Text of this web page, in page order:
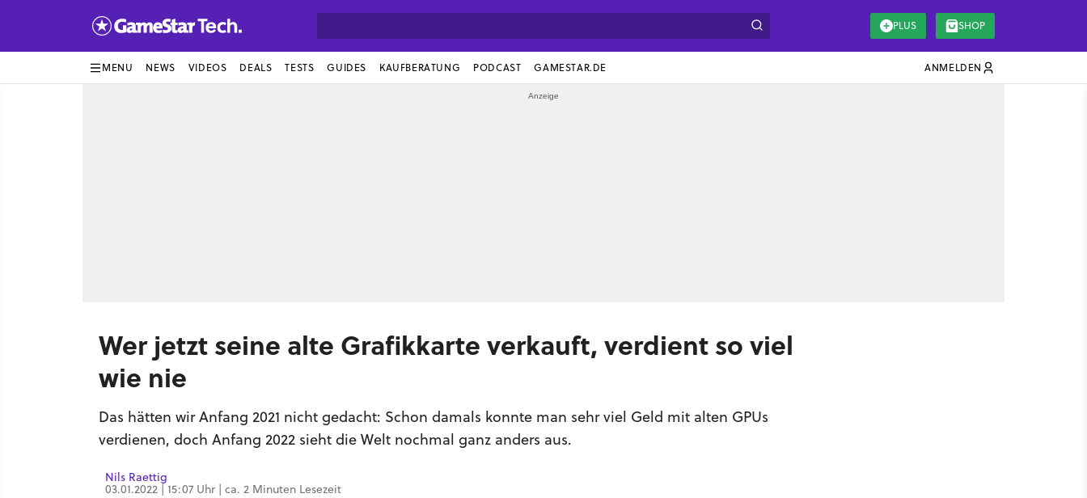
PLUS SHOP
MENU NEWS VIDEOS DEALS TESTS GUIDES KAUFBERATUNG PODCAST GAMESTAR.DE ANMELDEN
Wer jetzt seine alte Grafikkarte verkauft, verdient so viel
wie nie
Das hätten wir Anfang 2021 nicht gedacht: Schon damals konnte man sehr viel Geld mit alten GPUs
verdienen, doch Anfang 2022 sieht die Welt nochmal ganz anders aus.
Nils Raettig
03.01.2022 | 15:07 Uhr | ca. 2 Minuten Lesezeit